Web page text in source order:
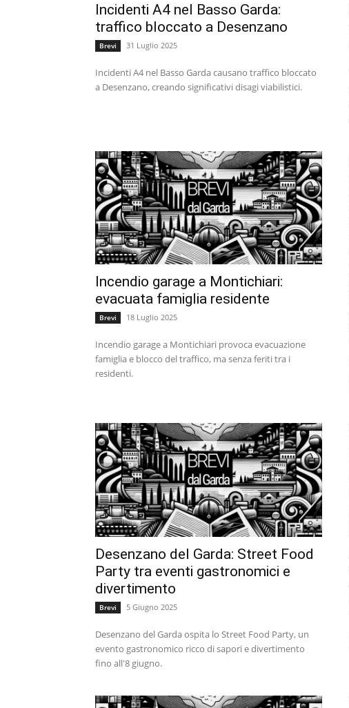
Incidenti A4 nel Basso Garda:
traffico bloccato a Desenzano
Brevi 31 Luglio 2025
Incidenti A4 nel Basso Garda causano traffico bloccato
a Desenzano, creando significativi disagi viabilistici.
Incendio garage a Montichiari:
evacuata famiglia residente
Brevi 18 Luglio 2025
Incendio garage a Montichiari provoca evacuazione
famiglia e blocco del traffico, ma senza feriti tra i
residenti.
Desenzano del Garda: Street Food
Party tra eventi gastronomici e
divertimento
Brevi 5 Giugno 2025
Desenzano del Garda ospita lo Street Food Party, un
evento gastronomico ricco di sapori e divertimento
fino all'8 giugno.